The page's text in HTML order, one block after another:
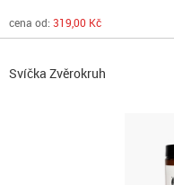
cena od: 319,00 Kč
Svíčka Zvěrokruh